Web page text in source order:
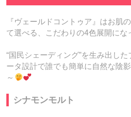
『ヴェールドコントゥア』はお肌
て選べる、こだわりの4色展開にな
“国民シェーディング”を生み出し
ータ設計で誰でも簡単に自然な陰
～
シナモンモルト